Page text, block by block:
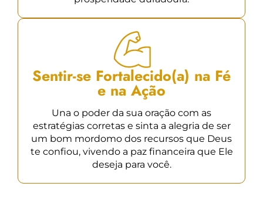
Sentir-se Fortalecido(a) na Fé
e na Ação
Una o poder da sua oração com as
estratégias corretas e sinta a alegria de ser
um bom mordomo dos recursos que Deus
te confiou, vivendo a paz financeira que Ele
deseja para você.